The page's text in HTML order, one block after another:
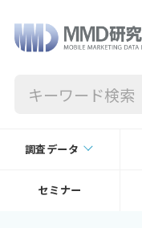
調査データ
セミナー